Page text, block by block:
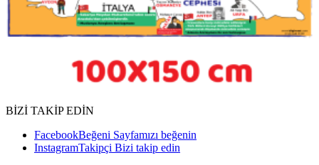
BİZİ TAKİP EDİN
FacebookBeğeni Sayfamızı beğenin
InstagramTakipçi Bizi takip edin